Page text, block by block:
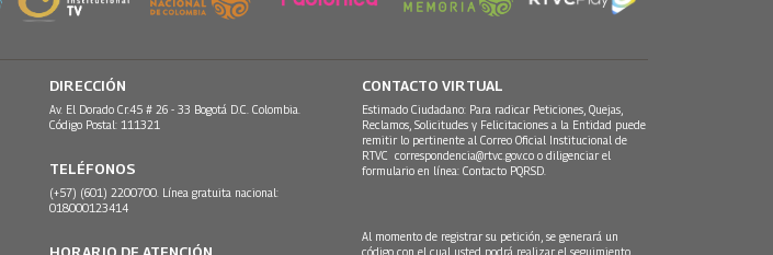
DIRECCIÓN
Av. El Dorado Cr.45 # 26 - 33 Bogotá D.C. Colombia.
Código Postal: 111321
TELÉFONOS
(+57) (601) 2200700. Línea gratuita nacional:
018000123414
CONTACTO VIRTUAL
Estimado Ciudadano: Para radicar Peticiones, Quejas,
Reclamos, Solicitudes y Felicitaciones a la Entidad puede
remitir lo pertinente al Correo Oficial Institucional de
RTVC correspondencia@rtvc.gov.co o diligenciar el
formulario en línea: Contacto PQRSD.
Al momento de registrar su petición, se generará un
código con el cual usted podrá realizar el seguimiento,